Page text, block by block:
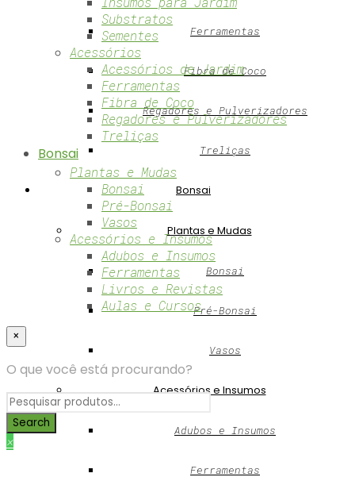
Ferramentas
Fibra de Coco
Regadores e Pulverizadores
Treliças
Bonsai
Plantas e Mudas
Bonsai
Pré-Bonsai
Vasos
Acessórios e Insumos
Adubos e Insumos
Ferramentas
Substratos
Sementes
Acessórios
Acessórios de Jardim
Ferramentas
Fibra de Coco
Regadores e Pulverizadores
Treliças
Bonsai
Plantas e Mudas
Bonsai
Pré-Bonsai
Vasos
Acessórios e Insumos
Adubos e Insumos
Ferramentas
Livros e Revistas
Aulas e Cursos
×
O que você está procurando?
×